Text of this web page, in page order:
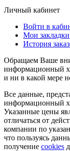
Личный кабинет
Войти в
Мои закладки
История
Обращаем Ваше
информационный
и ни в какой мере
Все данные,
информационный
Указанные цены
отличаться от
компании по
что пользуясь
получение cookies